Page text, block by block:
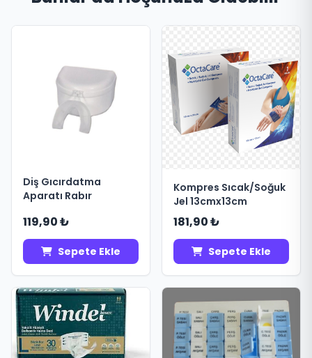
Diş Gıcırdatma
Aparatı Rabır
119,90 ₺
Sepete Ekle
Kompres Sıcak/Soğuk
Jel 13cmx13cm
181,90 ₺
Sepete Ekle